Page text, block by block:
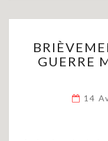
GUERRE
14